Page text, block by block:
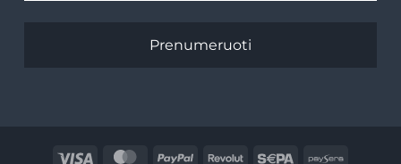
Prenumeruoti
Visa MasterCardPayPal Revolut Sepa Paysera